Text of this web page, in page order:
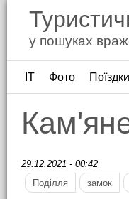
у пошуках
ІТ Фото Поїздки
29.12.2021 - 00:42
Поділля
замок